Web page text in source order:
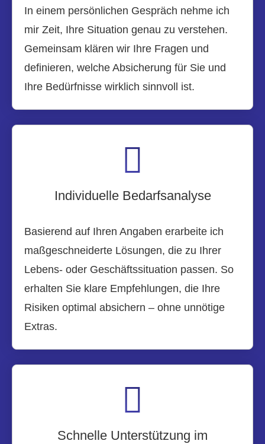
In einem persönlichen Gespräch nehme ich
mir Zeit, Ihre Situation genau zu verstehen.
Gemeinsam klären wir Ihre Fragen und
definieren, welche Absicherung für Sie und
Ihre Bedürfnisse wirklich sinnvoll ist.
Individuelle Bedarfsanalyse
Basierend auf Ihren Angaben erarbeite ich
maßgeschneiderte Lösungen, die zu Ihrer
Lebens- oder Geschäftssituation passen. So
erhalten Sie klare Empfehlungen, die Ihre
Risiken optimal absichern – ohne unnötige
Extras.
Schnelle Unterstützung im